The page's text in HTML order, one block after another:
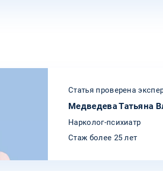
Статья проверена
Медведева Татьяна
Нарколог-психиатр
Стаж более 25 лет